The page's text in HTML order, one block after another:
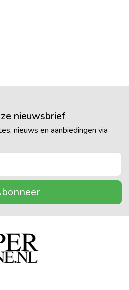
nieuwsbrief
nieuws en aanbiedingen via